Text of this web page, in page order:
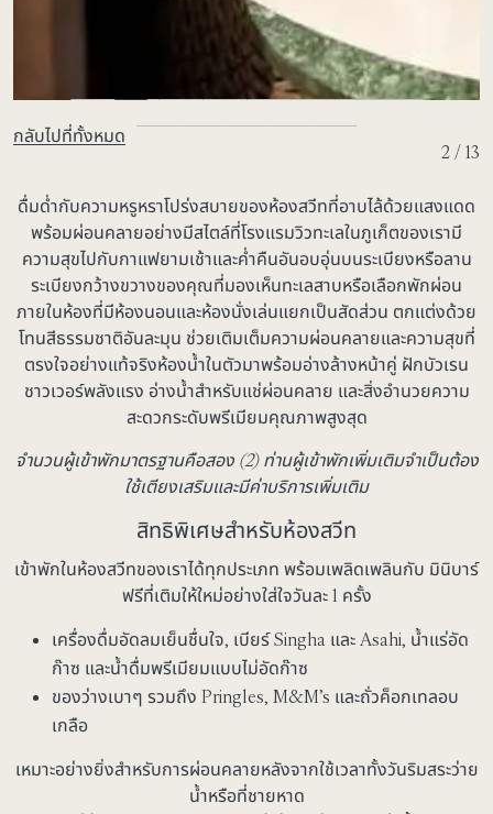
กลับไปที่ทั้งหมด
2 / 13
ดื่มด่ำกับความหรูหราโปร่งสบายของห้องสวีทที่อาบไล้ด้วยแสงแดด
พร้อมผ่อนคลายอย่างมีสไตล์ที่โรงแรมวิวทะเลในภูเก็ตของเรามี
ความสุขไปกับกาแฟยามเช้าและค่ำคืนอันอบอุ่นบนระเบียงหรือลาน
ระเบียงกว้างขวางของคุณที่มองเห็นทะเลสาบหรือเลือกพักผ่อน
ภายในห้องที่มีห้องนอนและห้องนั่งเล่นแยกเป็นสัดส่วน ตกแต่งด้วย
โทนสีธรรมชาติอันละมุน ช่วยเติมเต็มความผ่อนคลายและความสุขที่
ตรงใจอย่างแท้จริงห้องน้ำในตัวมาพร้อมอ่างล้างหน้าคู่ ฝักบัวเรน
ชาวเวอร์พลังแรง อ่างน้ำสำหรับแช่ผ่อนคลาย และสิ่งอำนวยความ
สะดวกระดับพรีเมียมคุณภาพสูงสุด
จำนวนผู้เข้าพักมาตรฐานคือสอง (2) ท่านผู้เข้าพักเพิ่มเติมจำเป็นต้อง
ใช้เตียงเสริมและมีค่าบริการเพิ่มเติม
สิทธิพิเศษสำหรับห้องสวีท
เข้าพักในห้องสวีทของเราได้ทุกประเภท พร้อมเพลิดเพลินกับ มินิบาร์
ฟรีที่เติมให้ใหม่อย่างใส่ใจวันละ 1 ครั้ง
เครื่องดื่มอัดลมเย็นชื่นใจ, เบียร์ Singha และ Asahi, น้ำแร่อัด
ก๊าซ และน้ำดื่มพรีเมียมแบบไม่อัดก๊าซ
ของว่างเบาๆ รวมถึง Pringles, M&M’s และถั่วค็อกเทลอบ
เกลือ
เหมาะอย่างยิ่งสำหรับการผ่อนคลายหลังจากใช้เวลาทั้งวันริมสระว่าย
น้ำหรือที่ชายหาด